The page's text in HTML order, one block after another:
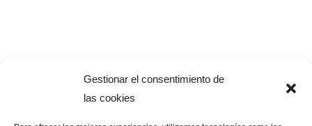
Gestionar el consentimiento de
las cookies